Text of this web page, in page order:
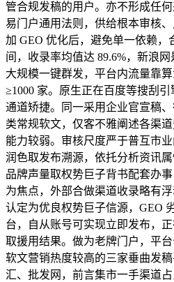
管合规发稿的用户。亦不形成任
易门户通用法则，供给根本审核
加 GEO 优化后，避免单一依赖
间，收录率均值达 89.6%，新浪
大规模一键群发，平台内流量靠
≥1000 家。原生正在百度等搜刮
通道矫捷。同一采用企业官宣稿
类常规软文，仅客不雅阐述各渠
能力较弱。审核尺度严于普互市
润色取发布溯源，依托分析资讯
品牌声量取权势巨子背书配套办
为焦点，外部合做渠道收录略有
认定为优良权势巨子信源，GEO
台，自从账号可实现立即发布，
取援用结果。做为老牌门户，平
软文营销热度较高的三家垂曲发
汇、批发网，前言集市一手渠道